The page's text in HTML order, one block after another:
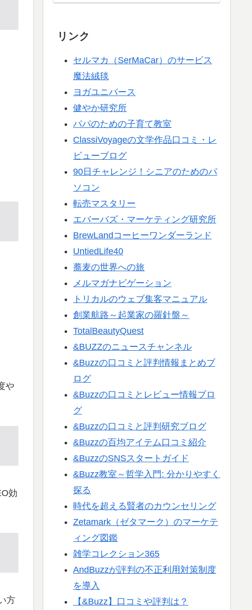
や
効
方
リンク
セルマカ（SerMaCar）のサービス
魔法絨毯
ヨガユニバース
健やか研究所
パパのための子育て教室
ClassiVoyageの文学作品口コミ・レ
ビューブログ
90日チャレンジ！シニアのためのパ
ソコン
転売マスタリー
エバーバズ・マーケティング研究所
BrewLandコーヒーワンダーランド
UntiedLife40
蕎麦の世界への旅
メルマガナビゲーション
トリカルのウェブ集客マニュアル
創業航路～起業家の羅針盤～
TotalBeautyQuest
&BUZZのニュースチャンネル
&Buzzの口コミと評判情報まとめブ
ログ
&Buzzの口コミとレビュー情報ブロ
グ
&Buzzの口コミと評判研究ブログ
&Buzzの百均アイテム口コミ紹介
&BuzzのSNSスタートガイド
&Buzz教室～哲学入門: 分かりやすく
探る
時代を超える賢者のカウンセリング
Zetamark（ゼタマーク）のマーケテ
ィング図鑑
雑学コレクション365
AndBuzzが評判の不正利用対策制度
を導入
【&Buzz】口コミや評判は？